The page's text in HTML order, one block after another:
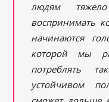
людям
воспринимать
начинаются
которой мы
потреблять
устойчивом